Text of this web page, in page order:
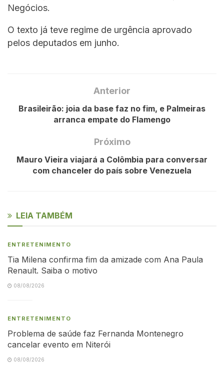
Negócios.
O texto já teve regime de urgência aprovado
pelos deputados em junho.
Anterior
Brasileirão: joia da base faz no fim, e Palmeiras
arranca empate do Flamengo
Próximo
Mauro Vieira viajará a Colômbia para conversar
com chanceler do país sobre Venezuela
LEIA TAMBÉM
ENTRETENIMENTO
Tia Milena confirma fim da amizade com Ana Paula
Renault. Saiba o motivo
08/08/2026
ENTRETENIMENTO
Problema de saúde faz Fernanda Montenegro
cancelar evento em Niterói
08/08/2026